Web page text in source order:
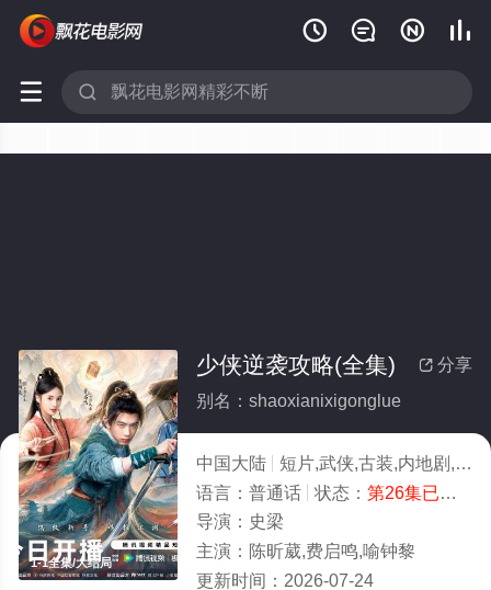
   
 
1-1全集/大结局
 分享
少侠逆袭攻略(全集)
别名：shaoxianixigonglue
中国大陆
短片,武侠,古装,内地剧,大陆
语言： 普通话 状态： 第26集已完结
导演： 史梁
主演： 陈昕葳,费启鸣,喻钟黎
更新时间： 2026-07-24